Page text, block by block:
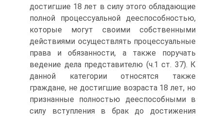
достигшие 18 лет в силу этого обладающие
полной процессуальной дееспособностью,
которые могут своими собственными
действиями осуществлять процессуальные
права и обязанности, а также поручать
ведение дела представителю (ч.1 ст. 37). К
данной категории относятся также
граждане, не достигшие возраста 18 лет, но
признанные полностью дееспособными в
силу вступления в брак до достижения